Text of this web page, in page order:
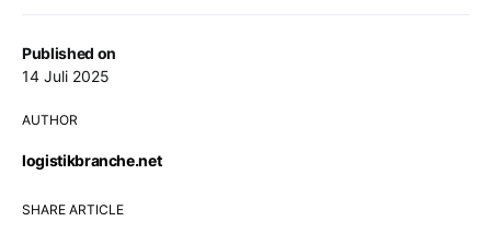
Published on
14 Juli 2025
AUTHOR
logistikbranche.net
SHARE ARTICLE